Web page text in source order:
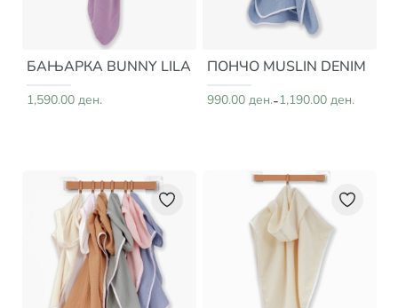
БАЊАРКА BUNNY LILA
1,590.00 ден.
ПОНЧО MUSLIN DENIM
990.00 ден.-1,190.00 ден.